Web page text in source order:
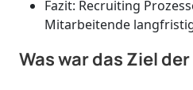
Fazit: Recruiting
Mitarbeitende
Was war das Ziel